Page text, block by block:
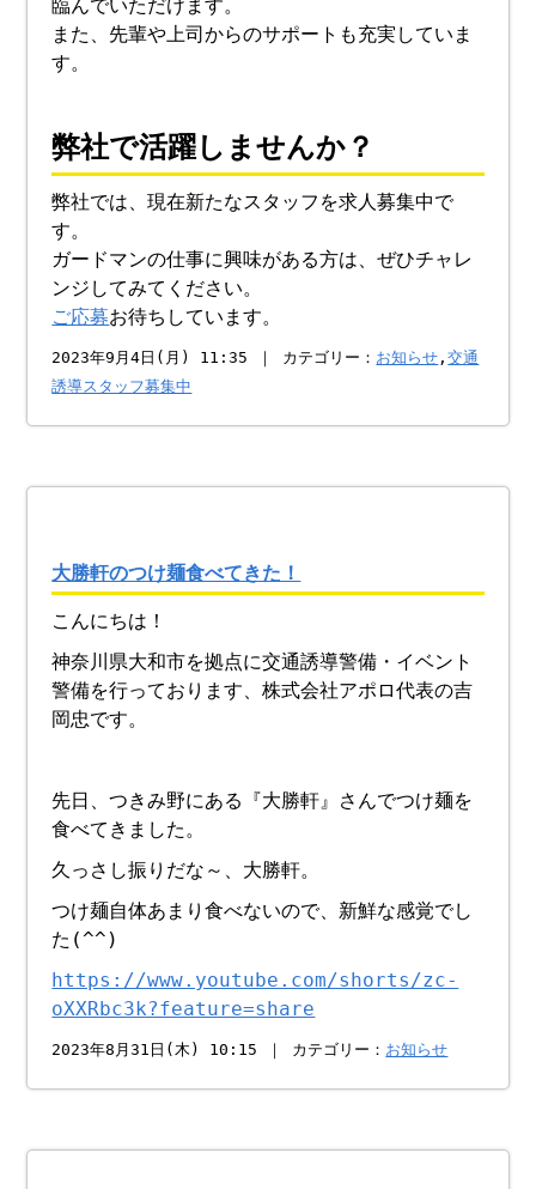
臨んでいただけます。
また、先輩や上司からのサポートも充実していま
す。
弊社で活躍しませんか？
弊社では、現在新たなスタッフを求人募集中で
す。
ガードマンの仕事に興味がある方は、ぜひチャレ
ンジしてみてください。
ご応募お待ちしています。
2023年9月4日(月) 11:35 ｜ カテゴリー： お知らせ ,交通
誘導スタッフ募集中
大勝軒のつけ麺食べてきた！
こんにちは！
神奈川県大和市を拠点に交通誘導警備・イベント
警備を行っております、株式会社アポロ代表の吉
岡忠です。
先日、つきみ野にある『大勝軒』さんでつけ麺を
食べてきました。
久っさし振りだな～、大勝軒。
つけ麺自体あまり食べないので、新鮮な感覚でし
た(^^)
https://www.youtube.com/shorts/zc-
oXXRbc3k?feature=share
2023年8月31日(木) 10:15 ｜ カテゴリー： お知らせ